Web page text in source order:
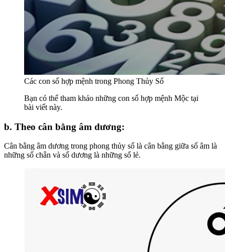
Các con số hợp mệnh trong Phong Thủy Số
Bạn có thể tham khảo những con số hợp mệnh Mộc tại
bài viết này.
b. Theo cân bằng âm dương:
Cân bằng âm dương trong phong thủy số là cân bằng giữa số âm là
những số chẵn và số dương là những số lẻ.